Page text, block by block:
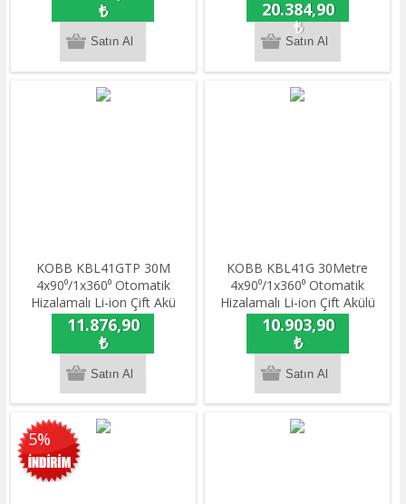
₺
20.384,90
₺
KOBB KBL41GTP 30M
4x90⁰/1x360⁰ Otomatik
Hizalamalı Li-ion Çift Akü
Profesyonel Yeşil Çizgi Lazer
Distomat + Tripod
11.876,90
₺
KOBB KBL41G 30Metre
4x90⁰/1x360⁰ Otomatik
Hizalamalı Li-ion Çift Akülü
Profesyonel Yeşil Çapraz
Çizgi Lazer Distomat
10.903,90
₺
5%